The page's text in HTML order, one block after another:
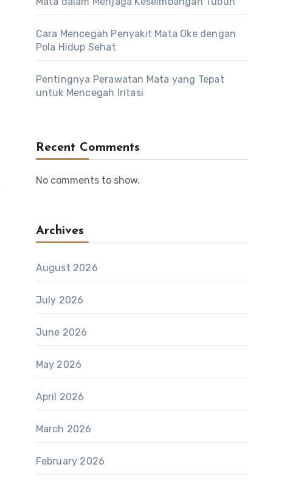
Cara Mencegah Penyakit Mata Oke dengan
Pola Hidup Sehat
Pentingnya Perawatan Mata yang Tepat
untuk Mencegah Iritasi
Recent Comments
No comments to show.
Archives
August 2026
July 2026
June 2026
May 2026
April 2026
March 2026
February 2026